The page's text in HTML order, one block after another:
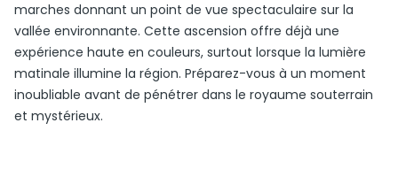
marches donnant un point de vue spectaculaire sur la
vallée environnante. Cette ascension offre déjà une
expérience haute en couleurs, surtout lorsque la lumière
matinale illumine la région. Préparez-vous à un moment
inoubliable avant de pénétrer dans le royaume souterrain
et mystérieux.